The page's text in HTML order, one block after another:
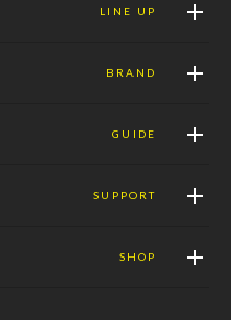
LINE UP
BRAND
GUIDE
SUPPORT
SHOP